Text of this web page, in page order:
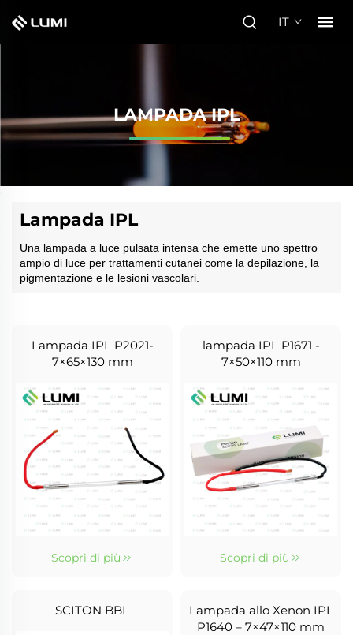
IT
LAMPADA IPL
Lampada IPL
Una lampada a luce pulsata intensa che emette uno spettro
ampio di luce per trattamenti cutanei come la depilazione, la
pigmentazione e le lesioni vascolari.
Lampada IPL P2021-
7×65×130 mm
Scopri di più
lampada IPL P1671 -
7×50×110 mm
Scopri di più
SCITON BBL
Lampada allo Xenon IPL
P1640 – 7×47×110 mm